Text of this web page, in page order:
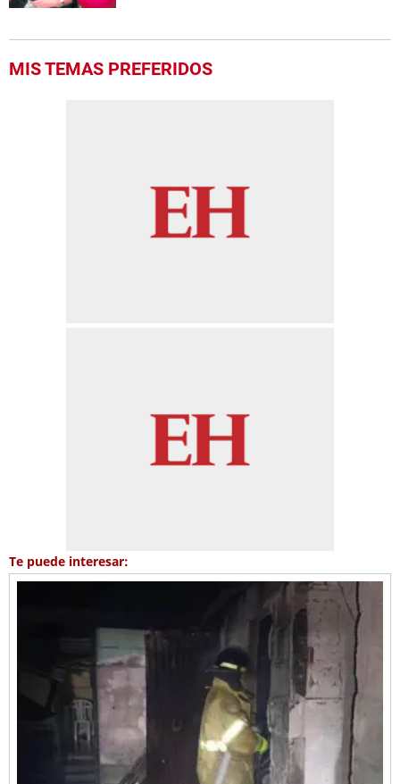
MIS TEMAS PREFERIDOS
Te puede interesar: